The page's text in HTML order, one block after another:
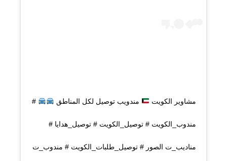
مشاوير الكويت مندويب توصيل لكل المناطق #
مندوب_الكويت # توصيل_الكويت # توصيل_هدايا #
مناديب_ت الصور # توصيل_طلبات_الكويت # مندوب_ت